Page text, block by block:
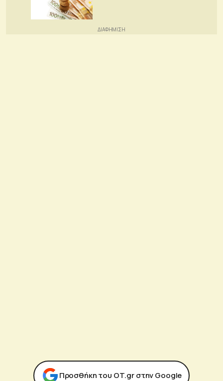
Προσθήκη του ΟΤ.gr στην Google